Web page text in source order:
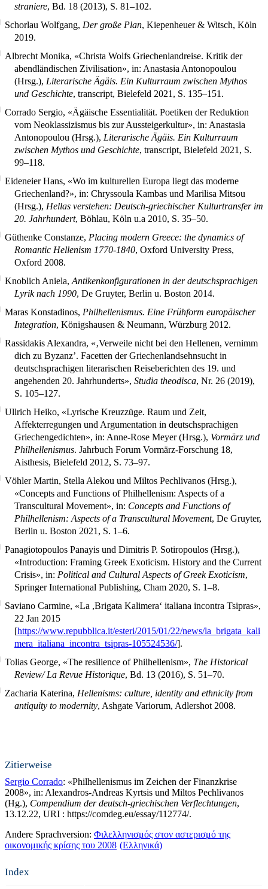
straniere, Bd. 18 (2013), S. 81–102.
Schorlau Wolfgang, Der große Plan, Kiepenheuer & Witsch, Köln
2019.
Albrecht Monika, «Christa Wolfs Griechenlandreise. Kritik der
abendländischen Zivilisation», in: Anastasia Antonopoulou
(Hrsg.), Literarische Ägäis. Ein Kulturraum zwischen Mythos
und Geschichte, transcript, Bielefeld 2021, S. 135–151.
Corrado Sergio, «Ägäische Essentialität. Poetiken der Reduktion
vom Neoklassizismus bis zur Aussteigerkultur», in: Anastasia
Antonopoulou (Hrsg.), Literarische Ägäis. Ein Kulturraum
zwischen Mythos und Geschichte, transcript, Bielefeld 2021, S.
99–118.
Eideneier Hans, «Wo im kulturellen Europa liegt das moderne
Griechenland?», in: Chryssoula Kambas und Marilisa Mitsou
(Hrsg.), Hellas verstehen: Deutsch-griechischer Kulturtransfer im
20. Jahrhundert, Böhlau, Köln u.a 2010, S. 35–50.
Güthenke Constanze, Placing modern Greece: the dynamics of
Romantic Hellenism 1770-1840, Oxford University Press,
Oxford 2008.
Knoblich Aniela, Antikenkonfigurationen in der deutschsprachigen
Lyrik nach 1990, De Gruyter, Berlin u. Boston 2014.
Maras Konstadinos, Philhellenismus. Eine Frühform europäischer
Integration, Königshausen & Neumann, Würzburg 2012.
Rassidakis Alexandra, «‚Verweile nicht bei den Hellenen, vernimm
dich zu Byzanz’. Facetten der Griechenlandsehnsucht in
deutschsprachigen literarischen Reiseberichten des 19. und
angehenden 20. Jahrhunderts», Studia theodisca, Nr. 26 (2019),
S. 105–127.
Ullrich Heiko, «Lyrische Kreuzzüge. Raum und Zeit,
Affekterregungen und Argumentation in deutschsprachigen
Griechengedichten», in: Anne-Rose Meyer (Hrsg.), Vormärz und
Philhellenismus. Jahrbuch Forum Vormärz-Forschung 18,
Aisthesis, Bielefeld 2012, S. 73–97.
Vöhler Martin, Stella Alekou und Miltos Pechlivanos (Hrsg.),
«Concepts and Functions of Philhellenism: Aspects of a
Transcultural Movement», in: Concepts and Functions of
Philhellenism: Aspects of a Transcultural Movement, De Gruyter,
Berlin u. Boston 2021, S. 1–6.
Panagiotopoulos Panayis und Dimitris P. Sotiropoulos (Hrsg.),
«Introduction: Framing Greek Exoticism. History and the Current
Crisis», in: Political and Cultural Aspects of Greek Exoticism,
Springer International Publishing, Cham 2020, S. 1–8.
Saviano Carmine, «La ,Brigata Kalimera‘ italiana incontra Tsipras»,
22 Jan 2015
[https://www.repubblica.it/esteri/2015/01/22/news/la_brigata_kali
mera_italiana_incontra_tsipras-105524536/].
Tolias George, «The resilience of Philhellenism», The Historical
Review/ La Revue Historique, Bd. 13 (2016), S. 51–70.
Zacharia Katerina, Hellenisms: culture, identity and ethnicity from
antiquity to modernity, Ashgate Variorum, Adlershot 2008.
Zitierweise
Sergio Corrado: «Philhellenismus im Zeichen der Finanzkrise
2008», in: Alexandros-Andreas Kyrtsis und Miltos Pechlivanos
(Hg.), Compendium der deutsch-griechischen Verflechtungen,
13.12.22, URI : https://comdeg.eu/essay/112774/.
Andere Sprachversion: Φιλελληνισμός στον αστερισμό της
οικονομικής κρίσης του 2008 Ελληνικά
Index